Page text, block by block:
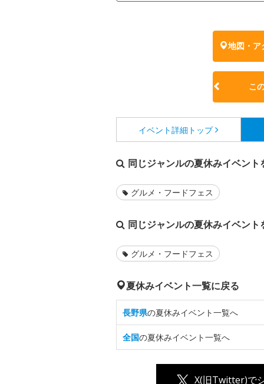
地図・ア
こ
イベント詳細 トップ
同じジャンルの夏休みイベント
グルメ・フードフェス
同じジャンルの夏休みイベント
グルメ・フードフェス
夏休みイベント一覧に戻る
長野県の夏休みイベント一覧へ
全国の夏休みイベント一覧へ
X(旧Twitter)で